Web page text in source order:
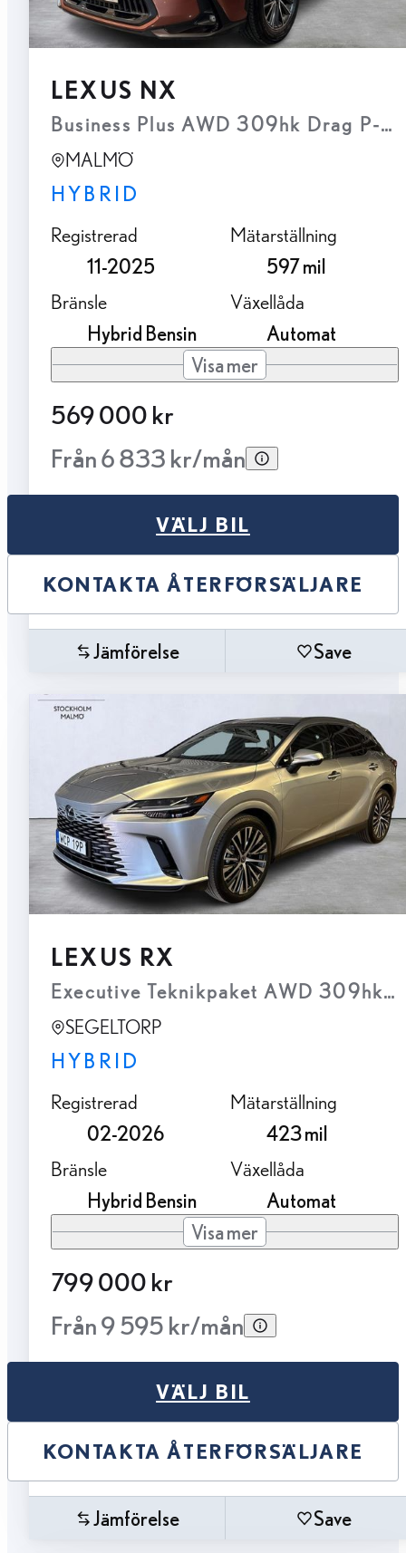
LEXUS NX
Business Plus AWD 309hk Drag P-
MALMÖ
HYBRID
Registrerad
11-2025
Mätarställning
597 mil
Bränsle
Hybrid Bensin
Växellåda
Automat
Visa mer
569 000 kr
Från 6 833 kr/mån
VÄLJ BIL
KONTAKTA ÅTERFÖRSÄLJARE
Jämförelse Save
LEXUS RX
Executive Teknikpaket AWD 309hk
SEGELTORP
HYBRID
Registrerad
02-2026
Mätarställning
423 mil
Bränsle
Hybrid Bensin
Växellåda
Automat
Visa mer
799 000 kr
Från 9 595 kr/mån
VÄLJ BIL
KONTAKTA ÅTERFÖRSÄLJARE
Jämförelse Save